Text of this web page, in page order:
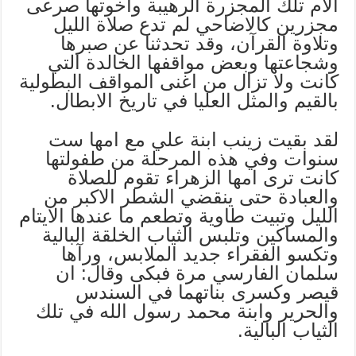
آلام تلك المجزرة الرهيبة واخوتها صرعى
مجزرين كالاضاحي لم تدع صلاة الليل
وتلاوة القرآن، وقد تحدثنا عن صبرها
وشجاعتها وبعض مواقفها الخالدة التي
كانت ولا تزال من اغنى المواقف البطولية
بالقيم والمثل العليا في تاريخ الابطال.
لقد بقيت زينب ابنة علي مع امها ست
سنوات وفي هذه المرحلة من طفولتها
كانت ترى امها الزهراء تقوم للصلاة
والعبادة حتى ينقضي الشطر الاكبر من
الليل وتبيت طاوية وتطعم ما عندها الايتام
والمساكين وتلبس الثياب الخلقة البالية
وتكسو الفقراء جديد الملابس، ورآها
سلمان الفارسي مرة فبكى وقال: ان
قيصر وكسرى بناتهما في السندس
والحرير وابنة محمد رسول الله في تلك
الثياب البالية.